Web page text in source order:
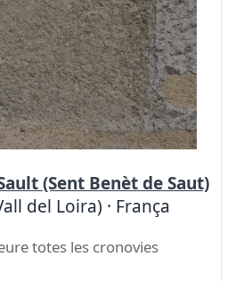
(Sent Benèt de Saut)
del Loira) · França
totes les cronovies